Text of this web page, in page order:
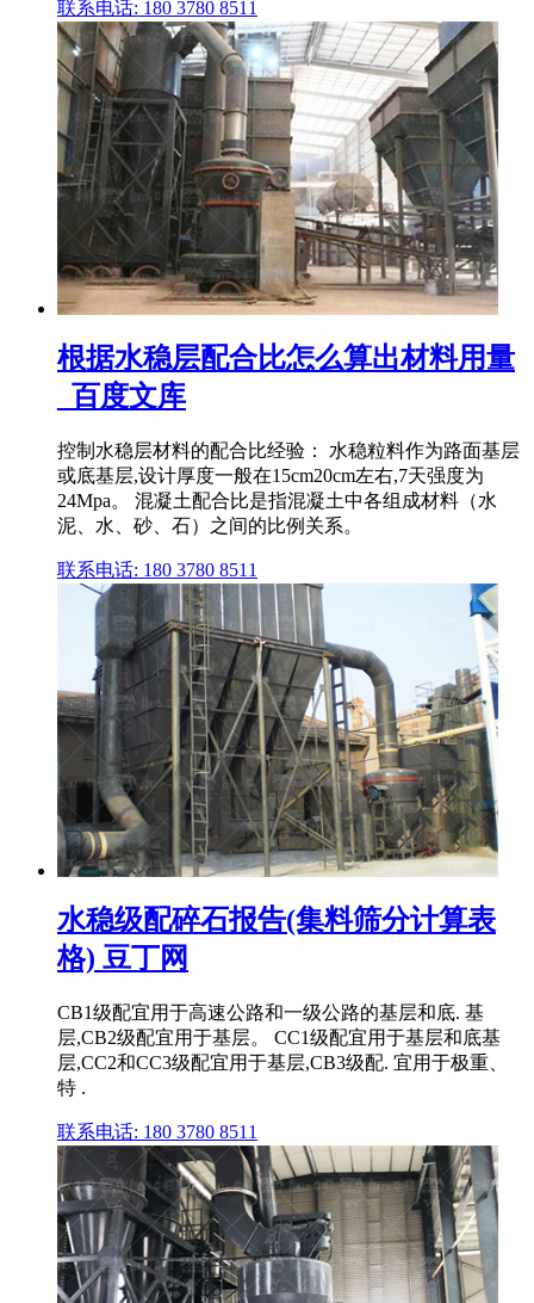
联系电话: 180 3780 8511
根据水稳层配合比怎么算出材料用量
_百度文库
控制水稳层材料的配合比经验： 水稳粒料作为路面基层
或底基层,设计厚度一般在15cm20cm左右,7天强度为
24Mpa。 混凝土配合比是指混凝土中各组成材料（水
泥、水、砂、石）之间的比例关系。
联系电话: 180 3780 8511
水稳级配碎石报告(集料筛分计算表
格) 豆丁网
CB1级配宜用于高速公路和一级公路的基层和底. 基
层,CB2级配宜用于基层。 CC1级配宜用于基层和底基
层,CC2和CC3级配宜用于基层,CB3级配. 宜用于极重、
特 .
联系电话: 180 3780 8511